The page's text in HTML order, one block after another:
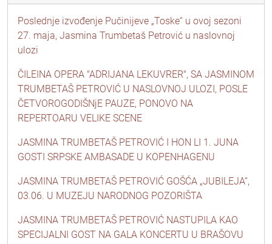
Poslednje izvođenje Pučinijeve „Toske“ u ovoj sezoni
27. maja, Jasmina Trumbetaš Petrović u naslovnoj
ulozi
ČILEINA OPERA "ADRIJANA LEKUVRER", SA JASMINOM
TRUMBETAŠ PETROVIĆ U NASLOVNOJ ULOZI, POSLE
ČETVOROGODIŠNjE PAUZE, PONOVO NA
REPERTOARU VELIKE SCENE
JASMINA TRUMBETAŠ PETROVIĆ I HON LI 1. JUNA
GOSTI SRPSKE AMBASADE U KOPENHAGENU
JASMINA TRUMBETAŠ PETROVIĆ GOŠĆA „JUBILEJA“,
03.06. U MUZEJU NARODNOG POZORIŠTA
JASMINA TRUMBETAŠ PETROVIĆ NASTUPILA KAO
SPECIJALNI GOST NA GALA KONCERTU U BRAŠOVU